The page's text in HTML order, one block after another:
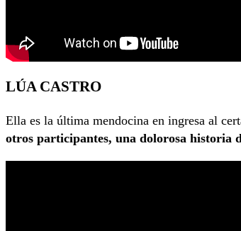
LÚA CASTRO
Ella es la última mendocina en ingresa al
otros participantes, una dolorosa historia